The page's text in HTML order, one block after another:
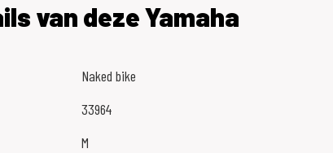
van deze Yamaha
Naked bike
33964
M